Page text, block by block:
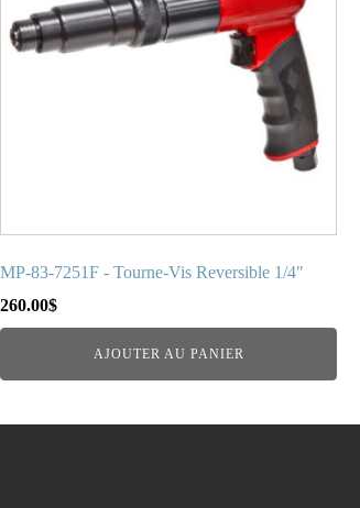
MP-83-7251F - Tourne-Vis Reversible 1/4"
260.00$
AJOUTER AU PANIER